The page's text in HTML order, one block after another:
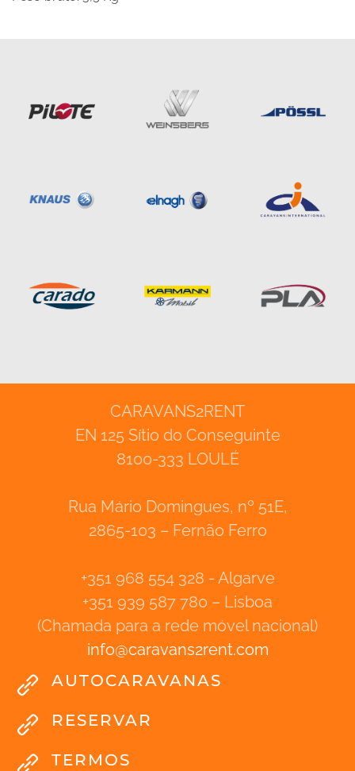
CARAVANS2RENT
EN 125 Sítio do Conseguinte
8100-333 LOULÉ
Rua Mário Domingues, nº 51E,
2865-103 – Fernão Ferro
+351 968 554 328 - Algarve
+351 939 587 780 – Lisboa
(Chamada para a rede móvel nacional)
info@caravans2rent.com
AUTOCARAVANAS
RESERVAR
TERMOS